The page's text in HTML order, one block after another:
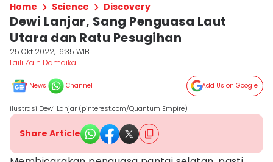
Home Science Discovery
Dewi Lanjar, Sang Penguasa Laut
Utara dan Ratu Pesugihan
25 Okt 2022, 16:35 WIB
Laili Zain Damaika
News Channel Add Us on Google
ilustrasi Dewi Lanjar (pinterest.com/Quantum Empire)
Share Article